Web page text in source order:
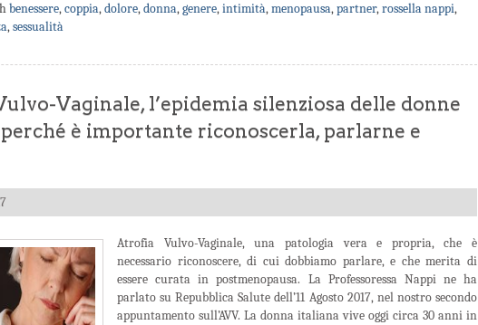
benessere,coppia,dolore,donna,genere,intimità,menopausa,partner,rossella nappi,
,sessualità
Vaginale, l’epidemia silenziosa delle donne
è importante riconoscerla, parlarne e
Atrofia Vulvo-Vaginale, una patologia vera e propria, che è
necessario riconoscere, di cui dobbiamo parlare, e che merita di
essere curata in postmenopausa. La Professoressa Nappi ne ha
parlato su Repubblica Salute dell’11 Agosto 2017, nel nostro secondo
appuntamento sull’AVV. La donna italiana vive oggi circa 30 anni in